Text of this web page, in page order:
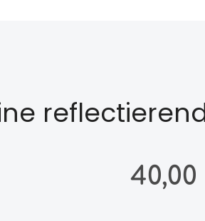
Regulärer Preis: